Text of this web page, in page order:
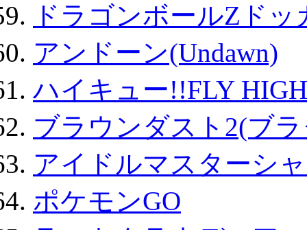
ドラゴンボールZド
アンドーン(Undawn)
ハイキュー!!FLY HIGH
ブラウンダスト2(ブ
アイドルマスターシ
ポケモンGO